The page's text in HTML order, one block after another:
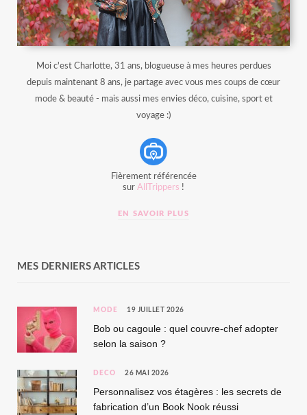
Moi c'est Charlotte, 31 ans, blogueuse à mes heures perdues
depuis maintenant 8 ans, je partage avec vous mes coups de cœur
mode & beauté - mais aussi mes envies déco, cuisine, sport et
voyage :)
Fièrement référencée
sur AllTrippers !
EN SAVOIR PLUS
MES DERNIERS ARTICLES
MODE 19 JUILLET 2026
Bob ou cagoule : quel couvre-chef adopter
selon la saison ?
DÉCO 26 MAI 2026
Personnalisez vos étagères : les secrets de
fabrication d’un Book Nook réussi